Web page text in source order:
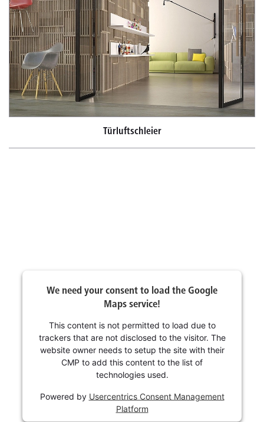
Türluftschleier
We need your consent to load the Google
Maps service!
This content is not permitted to load due to
trackers that are not disclosed to the visitor. The
website owner needs to setup the site with their
CMP to add this content to the list of
technologies used.
Powered by Usercentrics Consent Management
Platform